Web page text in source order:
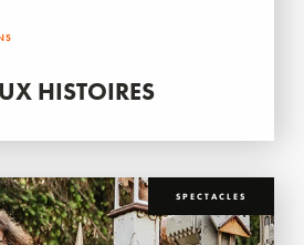
HISTOIRES
SPECTACLES